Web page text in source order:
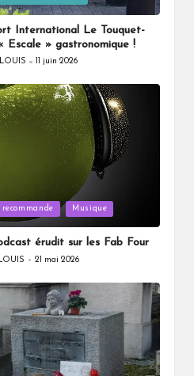
International Le Touquet-
» gastronomique !
11 juin 2026
Musique
érudit sur les Fab Four
21 mai 2026